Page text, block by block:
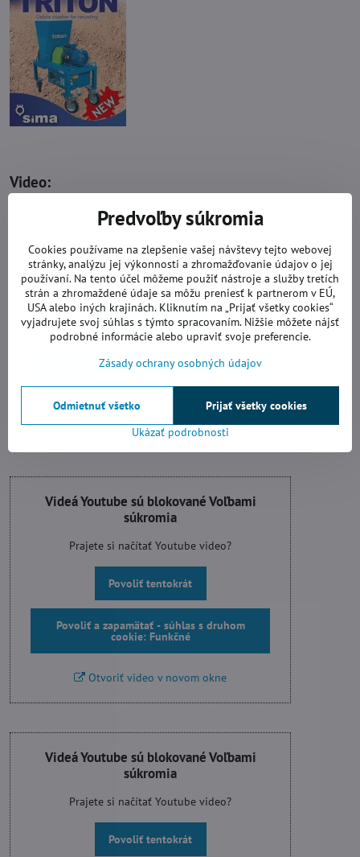
Video:
Videá Youtube sú blokované Voľbami
súkromia
Prajete si načítať Youtube video?
Povoliť tentokrát
Povoliť a zapamätať - súhlas s druhom
Otvoriť video v novom okne
Videá Youtube sú blokované Voľbami
súkromia
Prajete si načítať Youtube video?
Povoliť tentokrát
Povoliť a zapamätať - súhlas s druhom
cookie: Funkčné
Otvoriť video v novom okne
Videá Youtube sú blokované Voľbami
súkromia
Prajete si načítať Youtube video?
Povoliť tentokrát
Predvoľby súkromia
Cookies používame na zlepšenie vašej návštevy tejto webovej
stránky, analýzu jej výkonnosti a zhromažďovanie údajov o jej
používaní. Na tento účel môžeme použiť nástroje a služby tretích
strán a zhromaždené údaje sa môžu preniesť k partnerom v EÚ,
USA alebo iných krajinách. Kliknutím na „Prijať všetky cookies“
vyjadrujete svoj súhlas s týmto spracovaním. Nižšie môžete nájsť
podrobné informácie alebo upraviť svoje preferencie.
Zásady ochrany osobných údajov
Ukázať podrobnosti
Prijať všetky cookies
Odmietnuť všetko